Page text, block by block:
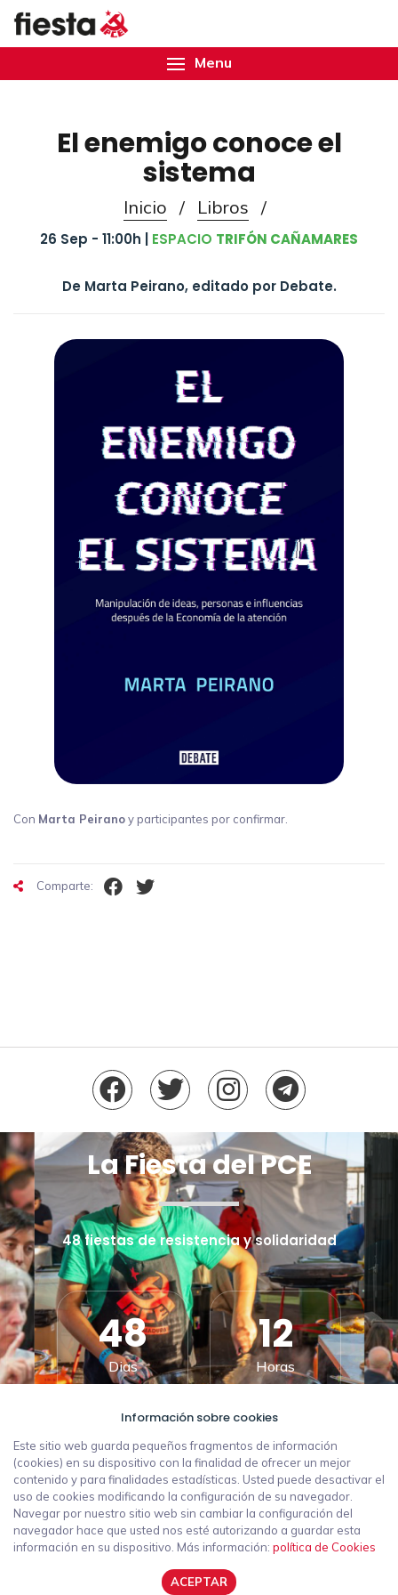
Menu
Información sobre cookies
Este sitio web guarda pequeños fragmentos de información
(cookies) en su dispositivo con la finalidad de ofrecer un mejor
contenido y para finalidades estadísticas. Usted puede desactivar el
uso de cookies modificando la configuración de su navegador.
Navegar por nuestro sitio web sin cambiar la configuración del
navegador hace que usted nos esté autorizando a guardar esta
información en su dispositivo. Más información: política de Cookies
ACEPTAR
El enemigo conoce el
sistema
Inicio / Libros /
26 Sep - 11:00h | ESPACIO TRIFÓN CAÑAMARES
De Marta Peirano, editado por Debate.
Con Marta Peiranoy participantes por confirmar.
Comparte:
La Fiesta del PCE
48 fiestas de resistencia y solidaridad
48
Dias
12
Horas
30
Minutos
00
Segundos
AVISO LEGAL